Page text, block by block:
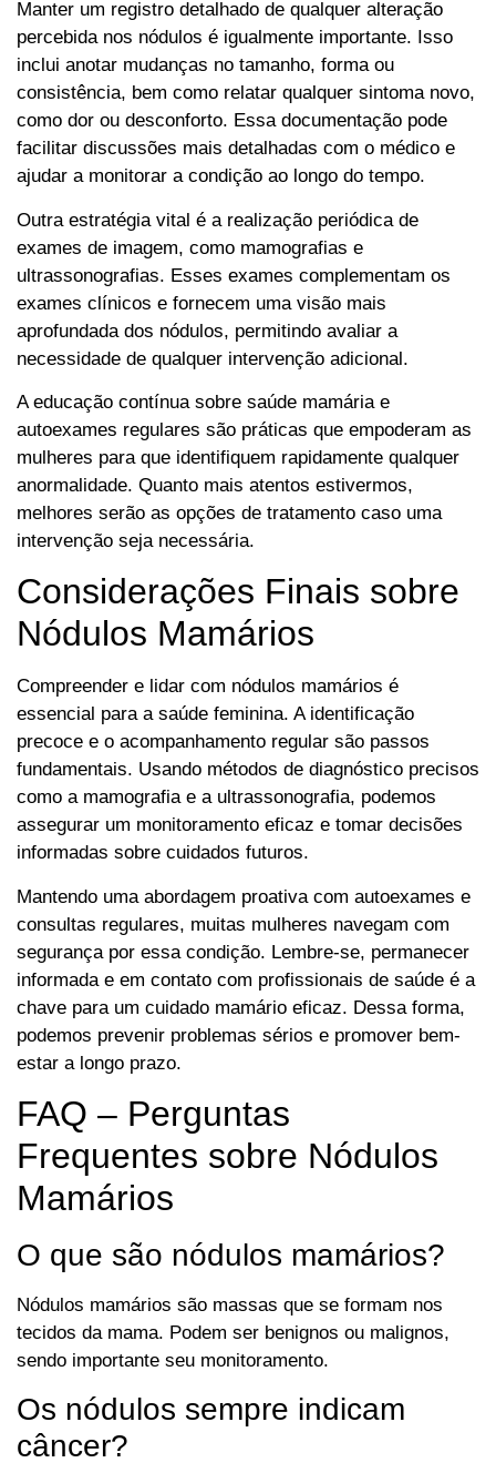
Manter um registro detalhado de qualquer alteração
percebida nos nódulos é igualmente importante. Isso
inclui anotar mudanças no tamanho, forma ou
consistência, bem como relatar qualquer sintoma novo,
como dor ou desconforto. Essa documentação pode
facilitar discussões mais detalhadas com o médico e
ajudar a monitorar a condição ao longo do tempo.
Outra estratégia vital é a realização periódica de
exames de imagem, como mamografias e
ultrassonografias. Esses exames complementam os
exames clínicos e fornecem uma visão mais
aprofundada dos nódulos, permitindo avaliar a
necessidade de qualquer intervenção adicional.
A educação contínua sobre saúde mamária e
autoexames regulares são práticas que empoderam as
mulheres para que identifiquem rapidamente qualquer
anormalidade. Quanto mais atentos estivermos,
melhores serão as opções de tratamento caso uma
intervenção seja necessária.
Considerações Finais sobre
Nódulos Mamários
Compreender e lidar com nódulos mamários é
essencial para a saúde feminina. A identificação
precoce e o acompanhamento regular são passos
fundamentais. Usando métodos de diagnóstico precisos
como a mamografia e a ultrassonografia, podemos
assegurar um monitoramento eficaz e tomar decisões
informadas sobre cuidados futuros.
Mantendo uma abordagem proativa com autoexames e
consultas regulares, muitas mulheres navegam com
segurança por essa condição. Lembre-se, permanecer
informada e em contato com profissionais de saúde é a
chave para um cuidado mamário eficaz. Dessa forma,
podemos prevenir problemas sérios e promover bem-
estar a longo prazo.
FAQ – Perguntas
Frequentes sobre Nódulos
Mamários
O que são nódulos mamários?
Nódulos mamários são massas que se formam nos
tecidos da mama. Podem ser benignos ou malignos,
sendo importante seu monitoramento.
Os nódulos sempre indicam
câncer?